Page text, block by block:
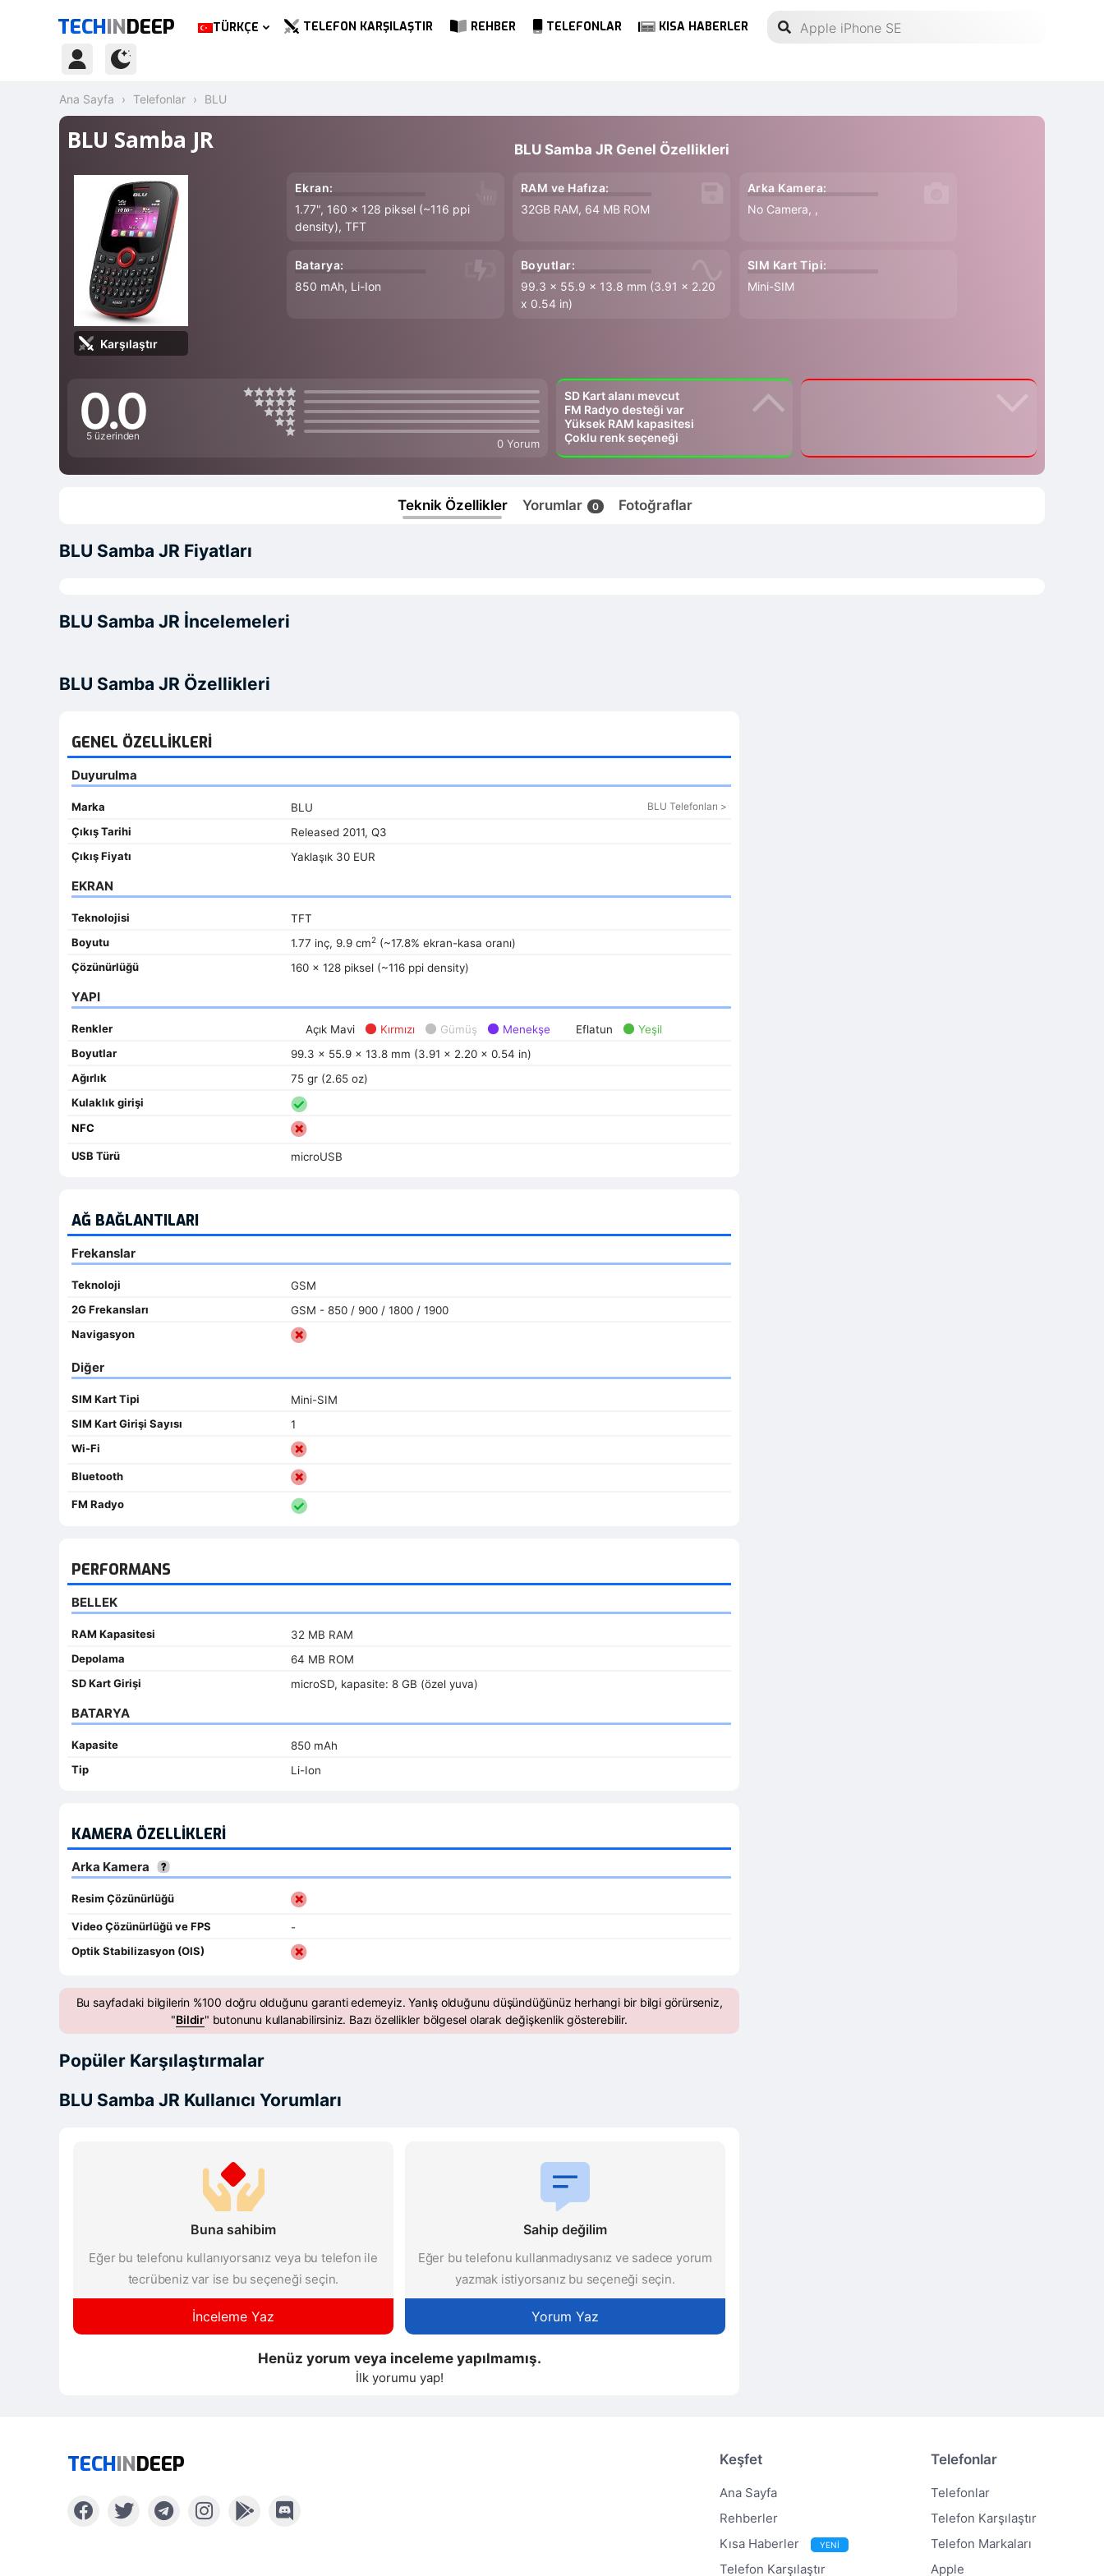
TECHINDEEP TÜRKÇE TELEFON KARŞILAŞTIR REHBER TELEFONLAR KISA HABERLER
Ana Sayfa Telefonlar BLU
BLU Samba JR
Karşılaştır
BLU Samba JR Genel Özellikleri
Ekran:
1.77", 160 x 128 piksel (~116 ppi
density), TFT
RAM ve Hafıza:
32GB RAM, 64 MB ROM
Arka Kamera:
No Camera, ,
Batarya:
850 mAh, Li-Ion
Boyutlar:
99.3 x 55.9 x 13.8 mm (3.91 x 2.20
x 0.54 in)
SIM Kart Tipi:
Mini-SIM
0.0
5 üzerinden
0 Yorum
SD Kart alanı mevcut
FM Radyo desteği var
Yüksek RAM kapasitesi
Çoklu renk seçeneği
Teknik Özellikler Yorumlar 0 Fotoğraflar
BLU Samba JR Fiyatları
BLU Samba JR İncelemeleri
BLU Samba JR Özellikleri
GENEL ÖZELLIKLERI
Duyurulma
Marka BLU BLU Telefonları >
Çıkış Tarihi
Released 2011, Q3
Çıkış Fiyatı
Yaklaşık 30 EUR
EKRAN
Teknolojisi
TFT
Boyutu
1.77 inç, 9.9 cm2(~17.8% ekran-kasa oranı)
Çözünürlüğü
160 x 128 piksel (~116 ppi density)
YAPI
Renkler Açık Mavi Kırmızı Gümüş Menekşe Eflatun
Yeşil
Boyutlar
99.3 x 55.9 x 13.8 mm (3.91 x 2.20 x 0.54 in)
Ağırlık
75 gr (2.65 oz)
Kulaklık girişi
NFC
USB Türü microUSB
AĞ BAĞLANTILARI
Frekanslar
Teknoloji
GSM
2G Frekansları
GSM - 850 / 900 / 1800 / 1900
Navigasyon
Diğer
SIM Kart Tipi
Mini-SIM
SIM Kart Girişi Sayısı
1
Wi-Fi
Bluetooth
FM Radyo
PERFORMANS
BELLEK
RAM Kapasitesi
32 MB RAM
Depolama
64 MB ROM
SD Kart Girişi
microSD, kapasite: 8 GB (özel yuva)
BATARYA
Kapasite
850 mAh
Tip
Li-Ion
KAMERA ÖZELLIKLERI
Arka Kamera
Resim Çözünürlüğü
Video Çözünürlüğü ve FPS
-
Optik Stabilizasyon (OIS)
Bu sayfadaki bilgilerin %100 doğru olduğunu garanti edemeyiz. Yanlış olduğunu düşündüğünüz herhangi bir bilgi görürseniz,
"Bildir" butonunu kullanabilirsiniz. Bazı özellikler bölgesel olarak değişkenlik gösterebilir.
Popüler Karşılaştırmalar
BLU Samba JR Kullanıcı Yorumları
Buna sahibim
Eğer bu telefonu kullanıyorsanız veya bu telefon ile
tecrübeniz var ise bu seçeneği seçin.
İnceleme Yaz
Sahip değilim
Eğer bu telefonu kullanmadıysanız ve sadece yorum
yazmak istiyorsanız bu seçeneği seçin.
Yorum Yaz
Henüz yorum veya inceleme yapılmamış.
İlk yorumu yap!
TECHINDEEP Keşfet
Ana Sayfa
Rehberler
Kısa Haberler
YENİ
Telefon Karşılaştır
Telefonlar
Telefonlar
Telefon Karşılaştır
Telefon Markaları
Apple